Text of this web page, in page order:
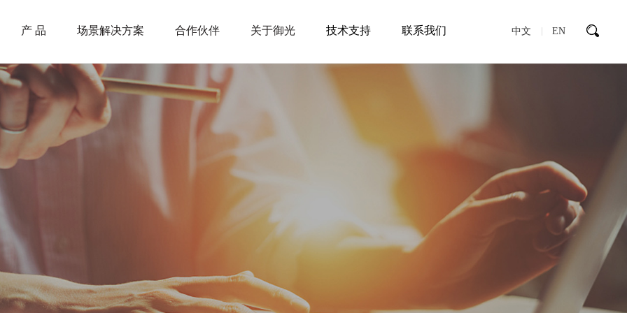
产 品 场景解决方案 合作伙伴 关于御光 技术支持 联系我们 中文 EN